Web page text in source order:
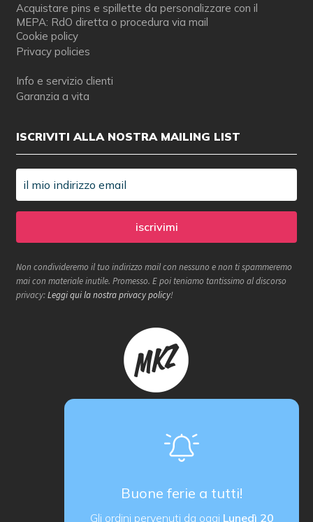
Buone ferie a tutti!
Gli ordini pervenuti da oggi Lunedì 20
Acquistare pins e spillette da personalizzare con il
MEPA: RdO diretta o procedura via mail
Cookie policy
Privacy policies
Info e servizio clienti
Garanzia a vita
ISCRIVITI ALLA NOSTRA MAILING LIST
Non condivideremo il tuo indirizzo mail con nessuno e non ti spammeremo
mai con materiale inutile. Promesso. E poi teniamo tantissimo al discorso
privacy:Leggi qui la nostra privacy policy!
proActiva / redcell
Sede operativa
via G. Ungaretti 14, 24040 Verdellino (BG) Italy